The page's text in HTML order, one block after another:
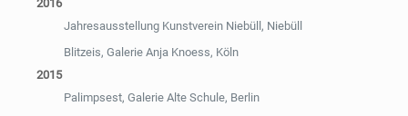
2016
Jahresausstellung Kunstverein Niebüll, Niebüll
Blitzeis, Galerie Anja Knoess, Köln
2015
Palimpsest, Galerie Alte Schule, Berlin